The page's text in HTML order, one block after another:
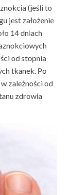
(jeśli to
jest założenie
14 dniach
od stopnia
tkanek. Po
zależności od
zdrowia